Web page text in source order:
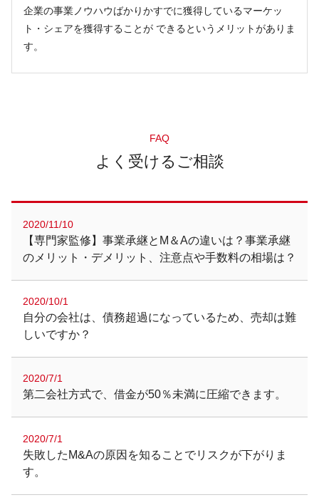
企業の事業ノウハウばかりかすでに獲得しているマーケッ
ト・シェアを獲得することが できるというメリットがありま
す。
FAQ
よく受けるご相談
2020/11/10
【専門家監修】事業承継とM＆Aの違いは？事業承継
のメリット・デメリット、注意点や手数料の相場は？
2020/10/1
自分の会社は、債務超過になっているため、売却は難
しいですか？
2020/7/1
第二会社方式で、借金が50％未満に圧縮できます。
2020/7/1
失敗したM&Aの原因を知ることでリスクが下がりま
す。